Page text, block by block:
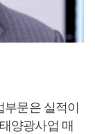
문은 실적이
양광사업 매